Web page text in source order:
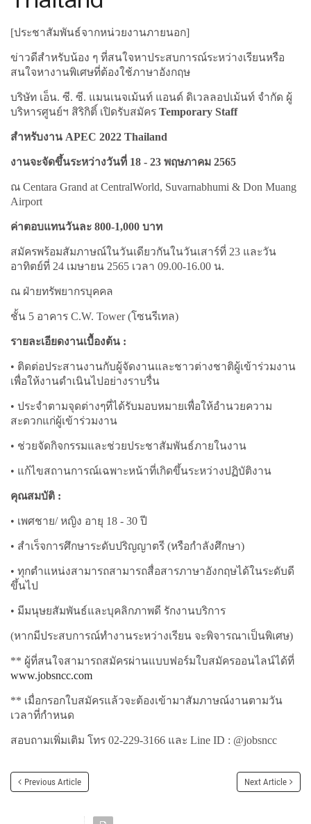
[ประชาสัมพันธ์จากหน่วยงานภายนอก]
ข่าวดีสำหรับน้อง ๆ ที่สนใจหาประสบการณ์ระหว่างเรียนหรือ
สนใจหางานพิเศษที่ต้องใช้ภาษาอังกฤษ
บริษัท เอ็น. ซี. ซี. แมนเนจเม้นท์ แอนด์ ดิเวลลอปเม้นท์ จำกัด ผู้
บริหารศูนย์ฯ สิริกิติ์ เปิดรับสมัคร Temporary Staff
สำหรับงาน APEC 2022 Thailand
งานจะจัดขึ้นระหว่างวันที่ 18 - 23 พฤษภาคม 2565
ณ Centara Grand at CentralWorld, Suvarnabhumi & Don Muang
Airport
ค่าตอบแทนวันละ 800-1,000 บาท
สมัครพร้อมสัมภาษณ์ในวันเดียวกันในวันเสาร์ที่ 23 และวัน
อาทิตย์ที่ 24 เมษายน 2565 เวลา 09.00-16.00 น.
ณ ฝ่ายทรัพยากรบุคคล
ชั้น 5 อาคาร C.W. Tower (โซนรีเทล)
รายละเอียดงานเบื้องต้น :
• ติดต่อประสานงานกับผู้จัดงานและชาวต่างชาติผู้เข้าร่วมงาน
เพื่อให้งานดำเนินไปอย่างราบรื่น
• ประจำตามจุดต่างๆที่ได้รับมอบหมายเพื่อให้อำนวยความ
สะดวกแก่ผู้เข้าร่วมงาน
• ช่วยจัดกิจกรรมและช่วยประชาสัมพันธ์ภายในงาน
• แก้ไขสถานการณ์เฉพาะหน้าที่เกิดขึ้นระหว่างปฏิบัติงาน
คุณสมบัติ :
• เพศชาย/ หญิง อายุ 18 - 30 ปี
• สำเร็จการศึกษาระดับปริญญาตรี (หรือกำลังศึกษา)
• ทุกตำแหน่งสามารถสามารถสื่อสารภาษาอังกฤษได้ในระดับดี
ขึ้นไป
• มีมนุษยสัมพันธ์และบุคลิกภาพดี รักงานบริการ
(หากมีประสบการณ์ทำงานระหว่างเรียน จะพิจารณาเป็นพิเศษ)
** ผู้ที่สนใจสามารถสมัครผ่านแบบฟอร์มใบสมัครออนไลน์ได้ที่
www.jobsncc.com
** เมื่อกรอกใบสมัครแล้วจะต้องเข้ามาสัมภาษณ์งานตามวัน
เวลาที่กำหนด
สอบถามเพิ่มเติม โทร 02-229-3166 และ Line ID : @jobsncc
Previous Article Next Article